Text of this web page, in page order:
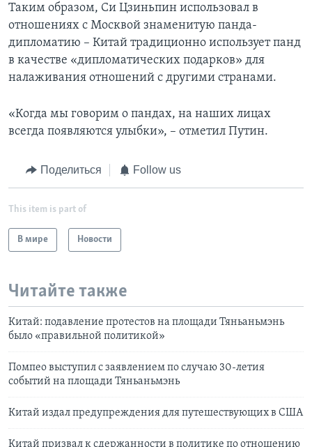
Таким образом, Си Цзиньпин использовал в
отношениях с Москвой знаменитую панда-
дипломатию – Китай традиционно использует панд
в качестве «дипломатических подарков» для
налаживания отношений с другими странами.
«Когда мы говорим о пандах, на наших лицах
всегда появляются улыбки», – отметил Путин.
Поделиться Follow us
This item is part of
В мире Новости
Читайте также
Китай: подавление протестов на площади Тяньаньмэнь
было «правильной политикой»
Помпео выступил с заявлением по случаю 30-летия
событий на площади Тяньаньмэнь
Китай издал предупреждения для путешествующих в США
Китай призвал к сдержанности в политике по отношению